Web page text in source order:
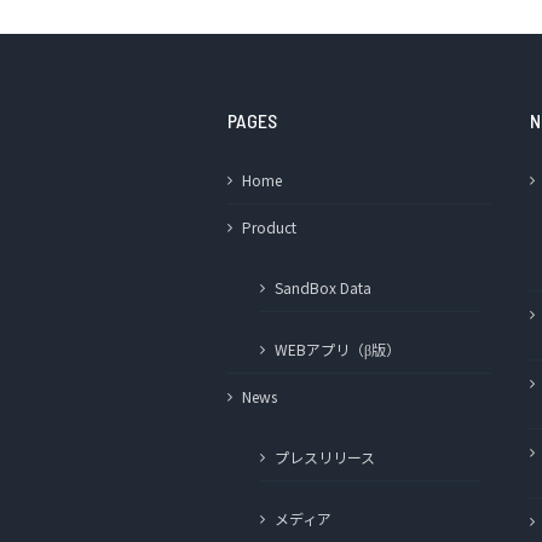
PAGES
Home
Product
SandBox Data
WEBアプリ（β版）
News
プレスリリース
メディア